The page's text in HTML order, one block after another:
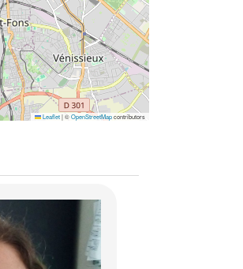
Leaflet |©OpenStreetMapcontributors